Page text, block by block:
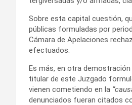
Sobre esta capital cuestión,
públicas formuladas por
Cámara de Apelaciones
efectuados.
Es más, en otra
titular de este Juzgado
vienen cometiendo en la
denunciados fueran citados